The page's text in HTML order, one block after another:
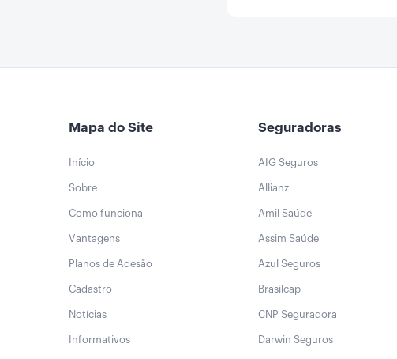
Mapa do Site
Início
Sobre
Como funciona
Vantagens
Planos de Adesão
Cadastro
Notícias
Informativos
Seguradoras
AIG Seguros
Allianz
Amil Saúde
Assim Saúde
Azul Seguros
Brasilcap
CNP Seguradora
Darwin Seguros